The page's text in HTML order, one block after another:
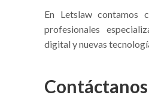
En Letslaw contamos
profesionales
digital y nuevas
Contáctanos